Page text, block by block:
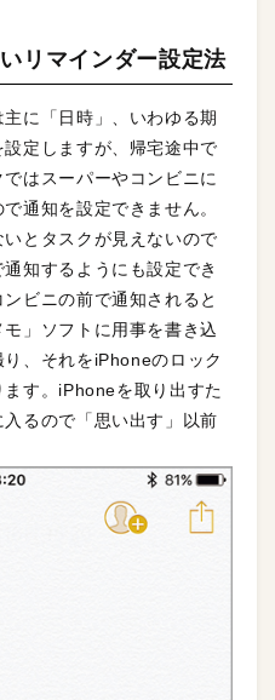
リマインダー設定法
主に「日時」、いわゆる期
定しますが、帰宅途中で
はスーパーやコンビニに
通知を設定できません。
いとタスクが見えないので
知するようにも設定でき
ビニの前で通知されると
」ソフトに用事を書き込
、それをiPhoneのロック
す。iPhoneを取り出すた
るので「思い出す」以前